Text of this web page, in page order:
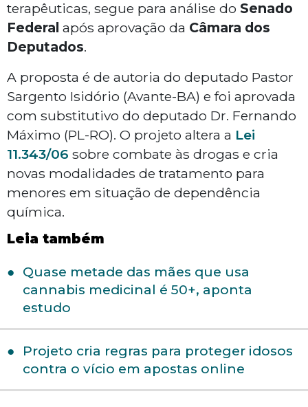
terapêuticas, segue para análise do Senado
Federal após aprovação da Câmara dos
Deputados.
A proposta é de autoria do deputado Pastor
Sargento Isidório (Avante-BA) e foi aprovada
com substitutivo do deputado Dr. Fernando
Máximo (PL-RO). O projeto altera a Lei
11.343/06 sobre combate às drogas e cria
novas modalidades de tratamento para
menores em situação de dependência
química.
Leia também
Quase metade das mães que usa
cannabis medicinal é 50+, aponta
estudo
Projeto cria regras para proteger idosos
contra o vício em apostas online